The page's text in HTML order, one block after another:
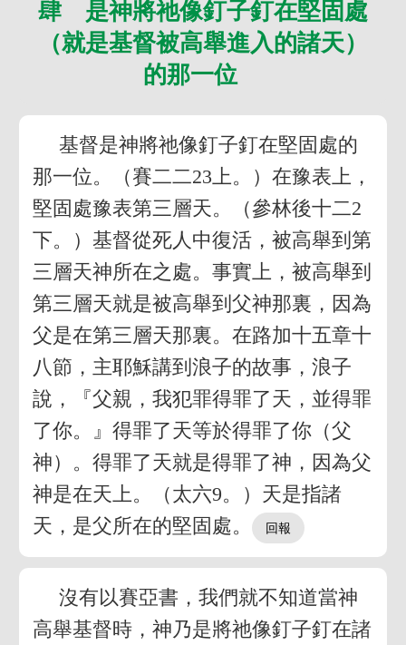
肆 是神將祂像釘子釘在堅固處
（就是基督被高舉進入的諸天）
的那一位
基督是神將祂像釘子釘在堅固處的
那一位。（賽二二23上。）在豫表上，
堅固處豫表第三層天。（參林後十二2
下。）基督從死人中復活，被高舉到第
三層天神所在之處。事實上，被高舉到
第三層天就是被高舉到父神那裏，因為
父是在第三層天那裏。在路加十五章十
八節，主耶穌講到浪子的故事，浪子
說，『父親，我犯罪得罪了天，並得罪
了你。』得罪了天等於得罪了你（父
神）。得罪了天就是得罪了神，因為父
神是在天上。（太六9。）天是指諸
天，是父所在的堅固處。
沒有以賽亞書，我們就不知道當神
高舉基督時，神乃是將祂像釘子釘在諸